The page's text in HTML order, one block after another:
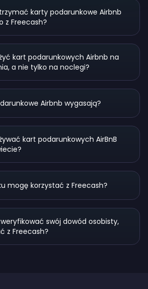
karty podarunkowe Airbnb
z Freecash?
kart podarunkowych Airbnb na
a nie tylko na noclegi?
Airbnb wygasają?
kart podarunkowych AirBnB
mogę korzystać z Freecash?
swój dowód osobisty,
z Freecash?